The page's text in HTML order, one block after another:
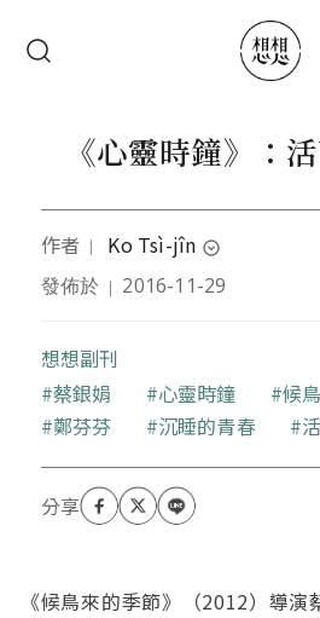
《心靈時鐘》：
作者 ｜ Ko Tsì-jîn expand_circle_down
本文作者主修文學，從小講台語
興國，全面綠化。
發佈於 ｜ 2016-11-29
想想副刊
關鍵字
蔡銀娟 心靈時鐘
候
鄭芬芬
沉睡的青春
《候鳥來的季節》（2012）導